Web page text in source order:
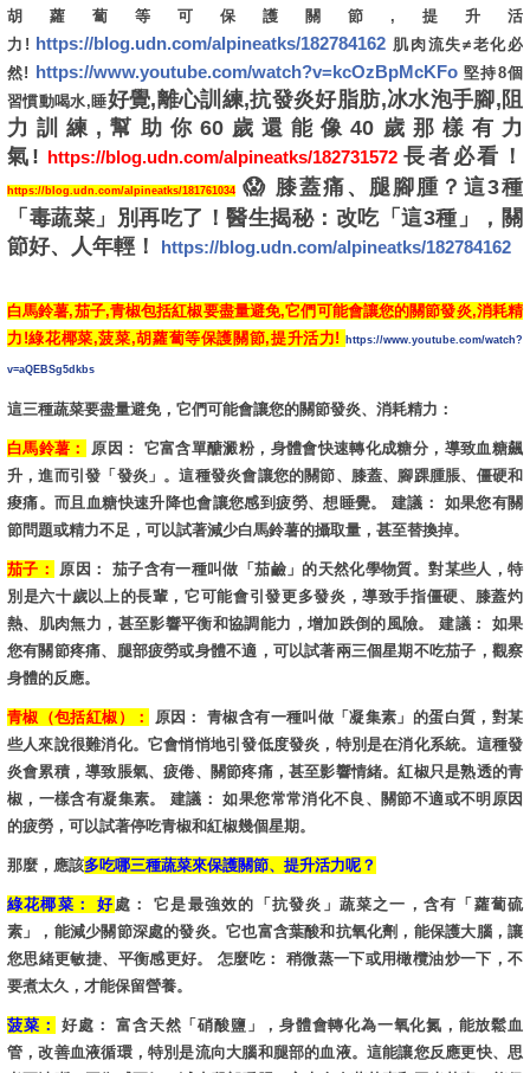
胡蘿蔔等可保護關節,提升活
力! https://blog.udn.com/alpineatks/182784162 肌肉流失≠老化必
然! https://www.youtube.com/watch?v=kcOzBpMcKFo堅持8個
習慣動喝水,睡好覺,離心訓練,抗發炎好脂肪,冰水泡手腳,阻
力訓練,幫助你60歲還能像40歲那樣有力
氣! https://blog.udn.com/alpineatks/182731572 長者必看！
https://blog.udn.com/alpineatks/181761034 😱 膝蓋痛、腿腳腫？這3種
「毒蔬菜」別再吃了！醫生揭秘：改吃「這3種」，關
節好、人年輕！
https://blog.udn.com/alpineatks/182784162
白馬鈴薯,茄子,青椒包括紅椒要盡量避免,它們可能會讓您的關節發炎,消耗精
力!綠花椰菜,菠菜,胡蘿蔔等保護關節,提升活力!
https://www.youtube.com/watch?
v=aQEBSg5dkbs
這三種蔬菜要盡量避免，它們可能會讓您的關節發炎、消耗精力：
白馬鈴薯：
原因： 它富含單醣澱粉，身體會快速轉化成糖分，導致血糖飆
升，進而引發「發炎」。這種發炎會讓您的關節、膝蓋、腳踝腫脹、僵硬和
痠痛。而且血糖快速升降也會讓您感到疲勞、想睡覺。 建議： 如果您有關
節問題或精力不足，可以試著減少白馬鈴薯的攝取量，甚至替換掉。
茄子：
原因： 茄子含有一種叫做「茄鹼」的天然化學物質。對某些人，特
別是六十歲以上的長輩，它可能會引發更多發炎，導致手指僵硬、膝蓋灼
熱、肌肉無力，甚至影響平衡和協調能力，增加跌倒的風險。 建議： 如果
您有關節疼痛、腿部疲勞或身體不適，可以試著兩三個星期不吃茄子，觀察
身體的反應。
青椒（包括紅椒）：
原因： 青椒含有一種叫做「凝集素」的蛋白質，對某
些人來說很難消化。它會悄悄地引發低度發炎，特別是在消化系統。這種發
炎會累積，導致脹氣、疲倦、關節疼痛，甚至影響情緒。紅椒只是熟透的青
椒，一樣含有凝集素。 建議： 如果您常常消化不良、關節不適或不明原因
的疲勞，可以試著停吃青椒和紅椒幾個星期。
那麼，應該多吃哪三種蔬菜來保護關節、提升活力呢？
綠花椰菜： 好處： 它是最強效的「抗發炎」蔬菜之一，含有「蘿蔔硫
素」，能減少關節深處的發炎。它也富含葉酸和抗氧化劑，能保護大腦，讓
您思緒更敏捷、平衡感更好。 怎麼吃： 稍微蒸一下或用橄欖油炒一下，不
要煮太久，才能保留營養。
菠菜：
好處： 富含天然「硝酸鹽」，身體會轉化為一氧化氮，能放鬆血
管，改善血液循環，特別是流向大腦和腿部的血液。這能讓您反應更快、思